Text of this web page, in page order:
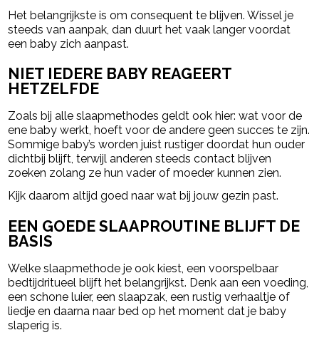
Het belangrijkste is om consequent te blijven. Wissel je
steeds van aanpak, dan duurt het vaak langer voordat
een baby zich aanpast.
NIET IEDERE BABY REAGEERT
HETZELFDE
Zoals bij alle slaapmethodes geldt ook hier: wat voor de
ene baby werkt, hoeft voor de andere geen succes te zijn.
Sommige baby’s worden juist rustiger doordat hun ouder
dichtbij blijft, terwijl anderen steeds contact blijven
zoeken zolang ze hun vader of moeder kunnen zien.
Kijk daarom altijd goed naar wat bij jouw gezin past.
EEN GOEDE SLAAPROUTINE BLIJFT DE
BASIS
Welke slaapmethode je ook kiest, een voorspelbaar
bedtijdritueel blijft het belangrijkst. Denk aan een voeding,
een schone luier, een slaapzak, een rustig verhaaltje of
liedje en daarna naar bed op het moment dat je baby
slaperig is.